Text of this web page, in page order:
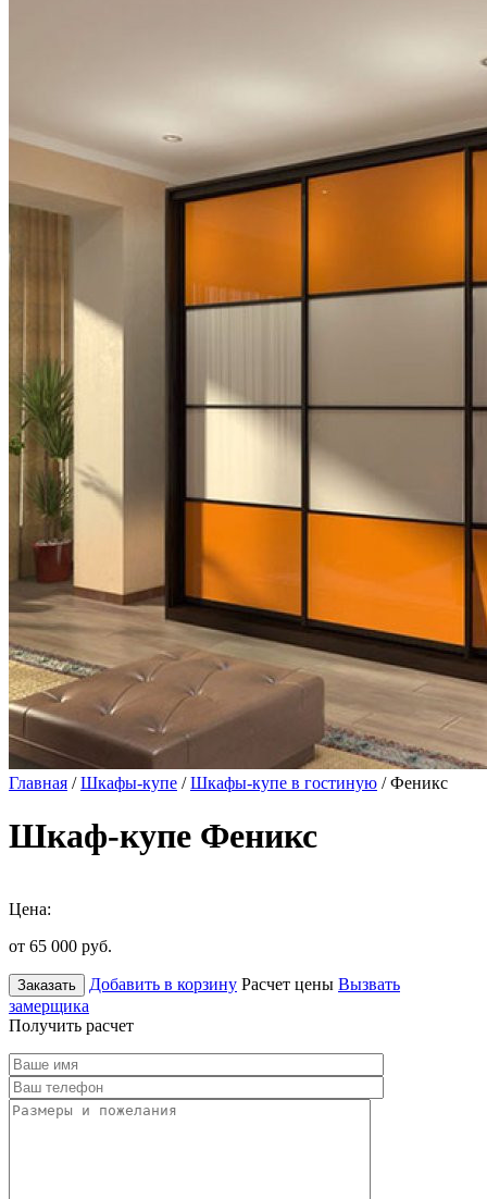
Главная /Шкафы-купе /Шкафы-купе в гостиную / Феникс
Шкаф-купе Феникс
Цена:
от 65 000 руб.
Заказать Добавить в корзину Расчет цены Вызвать
замерщика
Получить расчет